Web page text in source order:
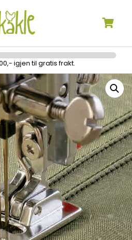
igjen til gratis frakt.